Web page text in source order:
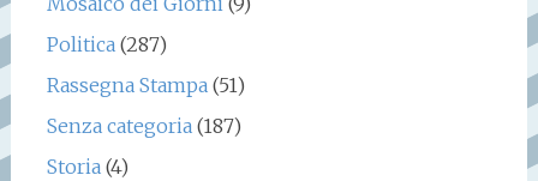
Politica(287)
Rassegna Stampa(51)
Senza categoria(187)
Storia(4)